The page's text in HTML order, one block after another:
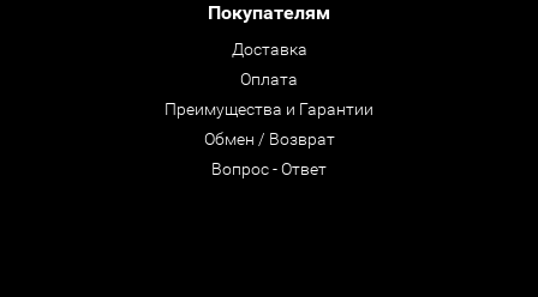
Покупателям
Доставка
Оплата
Преимущества и Гарантии
Обмен / Возврат
Вопрос - Ответ